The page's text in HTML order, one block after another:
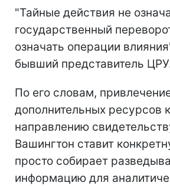
"Тайные действия не
государственный
означать операции
бывший представитель
По его словам,
дополнительных ресурсов
направлению
Вашингтон ставит
просто собирает
информацию для